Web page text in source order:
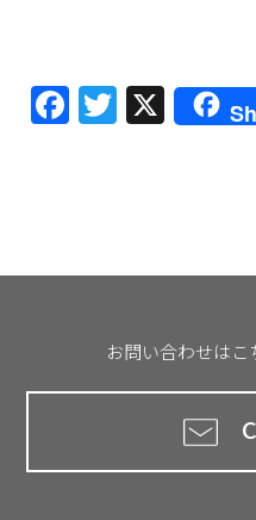
Facebook
Twitter
X
お問い合わせは